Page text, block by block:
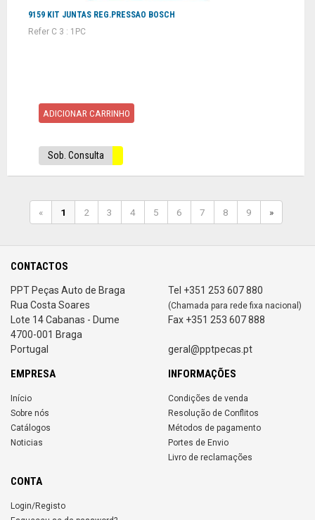
9159 KIT JUNTAS REG.PRESSAO BOSCH
Refer C 3 : 1PC
ADICIONAR CARRINHO
Sob. Consulta
« 1 2 3 4 5 6 7 8 9 »
CONTACTOS
PPT Peças Auto de Braga
Rua Costa Soares
Lote 14 Cabanas - Dume
4700-001 Braga
Portugal
Tel +351 253 607 880
(Chamada para rede fixa nacional)
Fax +351 253 607 888
geral@pptpecas.pt
EMPRESA
Início
Sobre nós
Catálogos
Noticias
INFORMAÇÕES
Condições de venda
Resolução de Conflitos
Métodos de pagamento
Portes de Envio
Livro de reclamações
CONTA
Login/Registo